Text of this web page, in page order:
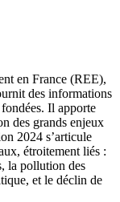
en France (REE),
des informations
Il apporte
des grands enjeux
2024 s’articule
étroitement liés :
la pollution des
et le déclin de